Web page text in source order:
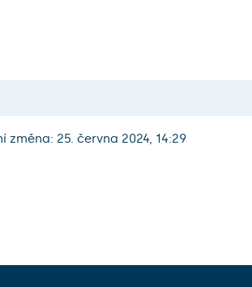
změna: 25. června 2024, 14:29